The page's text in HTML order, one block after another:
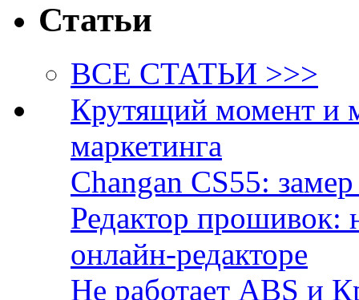
Статьи
ВСЕ СТАТЬИ >>>
Крутящий момент и
маркетинга
Changan CS55:
Редактор прошивок:
онлайн-редакторе
Не работает ABS и